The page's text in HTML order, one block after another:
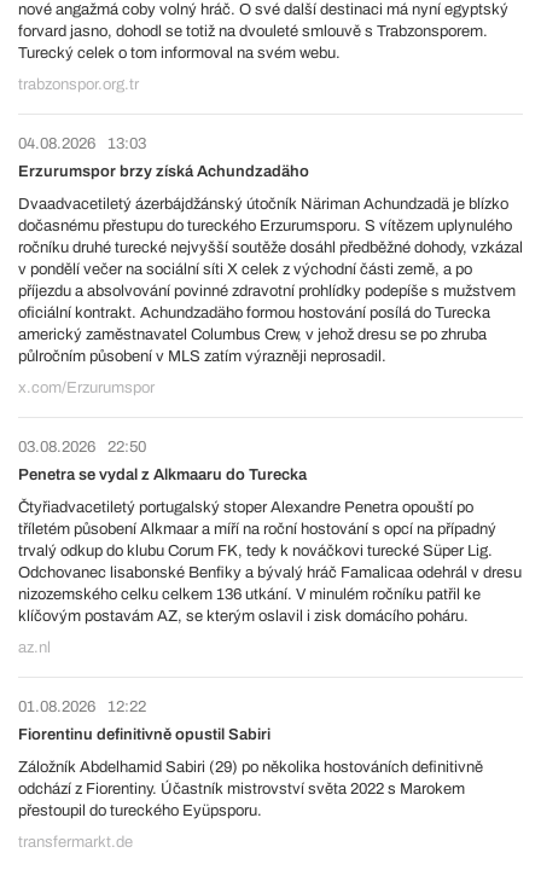
nové angažmá coby volný hráč. O své další destinaci má nyní egyptský
forvard jasno, dohodl se totiž na dvouleté smlouvě s Trabzonsporem.
Turecký celek o tom informoval na svém webu.
trabzonspor.org.tr
04.08.2026
13:03
Erzurumspor brzy získá Achundzadäho
Dvaadvacetiletý ázerbájdžánský útočník Näriman Achundzadä je blízko
dočasnému přestupu do tureckého Erzurumsporu. S vítězem uplynulého
ročníku druhé turecké nejvyšší soutěže dosáhl předběžné dohody, vzkázal
v pondělí večer na sociální síti X celek z východní části země, a po
příjezdu a absolvování povinné zdravotní prohlídky podepíše s mužstvem
oficiální kontrakt. Achundzadäho formou hostování posílá do Turecka
americký zaměstnavatel Columbus Crew, v jehož dresu se po zhruba
půlročním působení v MLS zatím výrazněji neprosadil.
x.com/Erzurumspor
03.08.2026
22:50
Penetra se vydal z Alkmaaru do Turecka
Čtyřiadvacetiletý portugalský stoper Alexandre Penetra opouští po
tříletém působení Alkmaar a míří na roční hostování s opcí na případný
trvalý odkup do klubu Corum FK, tedy k nováčkovi turecké Süper Lig.
Odchovanec lisabonské Benfiky a bývalý hráč Famalicaa odehrál v dresu
nizozemského celku celkem 136 utkání. V minulém ročníku patřil ke
klíčovým postavám AZ, se kterým oslavil i zisk domácího poháru.
az.nl
01.08.2026
12:22
Fiorentinu definitivně opustil Sabiri
Záložník Abdelhamid Sabiri (29) po několika hostováních definitivně
odchází z Fiorentiny. Účastník mistrovství světa 2022 s Marokem
přestoupil do tureckého Eyüpsporu.
transfermarkt.de